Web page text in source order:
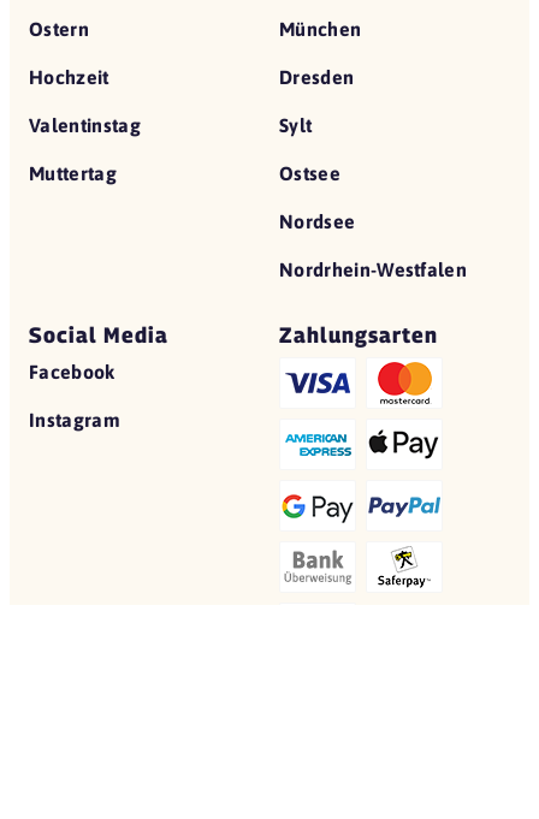
Ostern
Hochzeit
Valentinstag
Muttertag
München
Dresden
Sylt
Ostsee
Nordsee
Nordrhein-Westfalen
Social Media
Facebook
Instagram
Zahlungsarten